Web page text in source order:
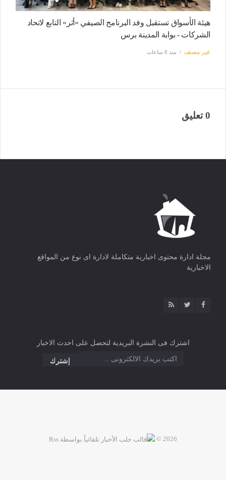
هيئة الأسواق تستقبل وفد البرنامج الصيفي «أثر» التابع لاتحاد
الشركات - بوابة المدينة برس
غير مصنف منذ 8 ساعات
0 تعليق
مجلة ادارة محتوى اخبارية متكاملة لادارة اى نوع من المواقع
الاخبارية
اشترك فى النشرة البريدية لتحصل على احدث الاخبار
2026 ©